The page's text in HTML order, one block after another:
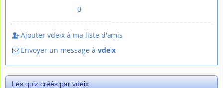
0
Ajouter vdeix à ma liste d'amis
Envoyer un message àvdeix
Les quiz créés par vdeix